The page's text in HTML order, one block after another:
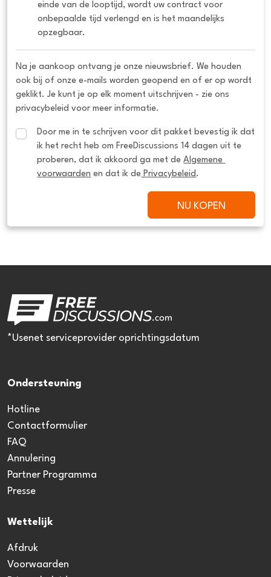
einde van de looptijd, wordt uw contract voor
onbepaalde tijd verlengd en is het maandelijks
opzegbaar.
Na je aankoop ontvang je onze nieuwsbrief. We houden
ook bij of onze e-mails worden geopend en of er op wordt
geklikt. Je kunt je op elk moment uitschrijven - zie ons
privacybeleid voor meer informatie.
Door me in te schrijven voor dit pakket bevestig ik dat
ik het recht heb om FreeDiscussions 14 dagen uit te
proberen, dat ik akkoord ga met de Algemene
voorwaarden en dat ik de Privacybeleid .
NU KOPEN
*Usenet serviceprovider oprichtingsdatum
Ondersteuning
Hotline
Contactformulier
FAQ
Annulering
Partner Programma
Presse
Wettelijk
Afdruk
Voorwaarden